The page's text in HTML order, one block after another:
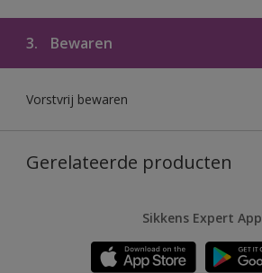
3. Bewaren
Vorstvrij bewaren
Gerelateerde producten
Sikkens Expert App